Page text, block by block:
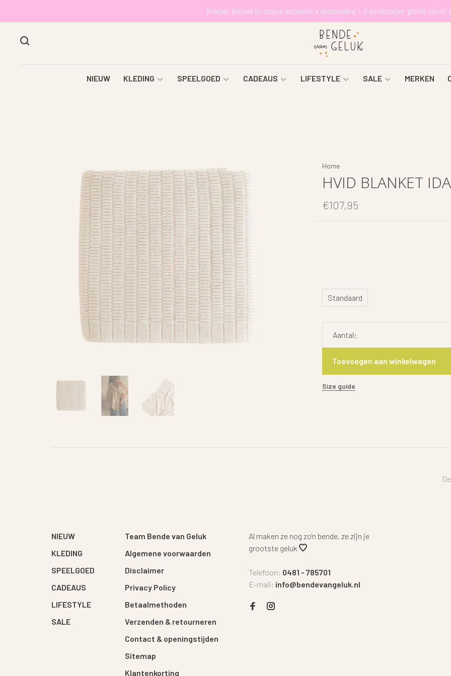
Klarna: betaal 14 dagen achteraf • Verzending 1-2 werkdagen gratis vanaf
NIEUW KLEDING SPEELGOED CADEAUS LIFESTYLE SALE MERKEN
Home
HVID BLANKET
€107,95
Standaard
Aantal:
Toevoegen aan winkelwagen
Size guide
NIEUW
KLEDING
SPEELGOED
CADEAUS
LIFESTYLE
SALE
Team Bende van Geluk
Algemene voorwaarden
Disclaimer
Privacy Policy
Betaalmethoden
Verzenden & retourneren
Contact & openingstijden
Sitemap
Klantenkorting
Al maken ze nog zo'n bende, ze zijn je
grootste geluk
Telefoon: 0481 - 785701
E-mail: info@bendevangeluk.nl